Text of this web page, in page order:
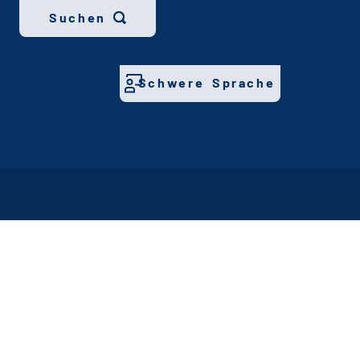
Schwere Sprache
Suchen